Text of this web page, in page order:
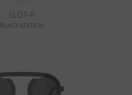
SLOT-R
BLACK EDITION